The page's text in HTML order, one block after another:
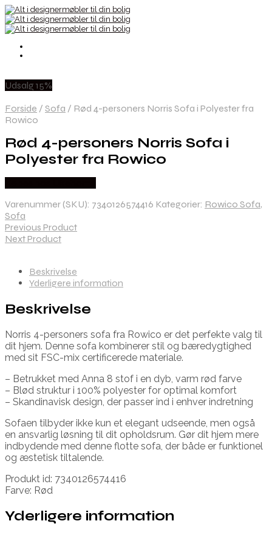
Udsalg 15%
Forside / Sofa / Rød 4-personers Norris Sofa i Polyester fra
Rowico
Rød 4-personers Norris Sofa i
Polyester fra Rowico
Varenummer (SKU): 7340126574416 Kategorier: Rowico Sofa,
Sofa
Previous Product
Next Product
Beskrivelse
Yderligere information
Beskrivelse
Norris 4-personers sofa fra Rowico er det perfekte valg til
dit hjem. Denne sofa kombinerer stil og bæredygtighed
med sit FSC-mix certificerede materiale.
– Betrukket med Anna 8 stof i en dyb, varm rød farve
– Blød struktur i 100% polyester for optimal komfort
– Skandinavisk design, der passer ind i enhver indretning
Sofaen tilbyder ikke kun et elegant udseende, men også
en ansvarlig løsning til dit opholdsrum. Gør dit hjem mere
indbydende med denne flotte sofa, der både er funktionel
og æstetisk tiltalende.
Produkt id: 7340126574416
Farve: Rød
Yderligere information